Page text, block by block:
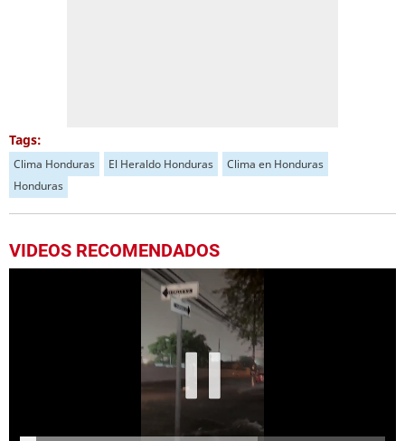
Tags:
Clima Honduras El Heraldo Honduras
Clima en Honduras
Honduras
VIDEOS RECOMENDADOS